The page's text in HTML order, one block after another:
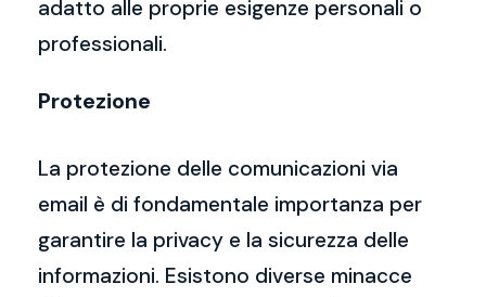
adatto alle proprie esigenze personali o
professionali.
Protezione
La protezione delle comunicazioni via
email è di fondamentale importanza per
garantire la privacy e la sicurezza delle
informazioni. Esistono diverse minacce